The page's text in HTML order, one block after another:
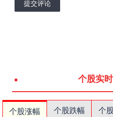
提交评论
个股实
个股涨幅 个股跌幅 个